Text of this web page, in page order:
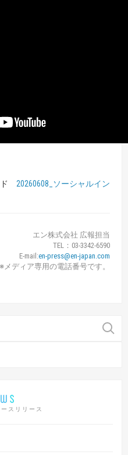
ースリリース
ド 20260608_ソーシャルイン
エン株式会社 広報担当
TEL：03-3342-6590
E-mail:en-press@en-japan.com
※メディア専用の電話番号です。